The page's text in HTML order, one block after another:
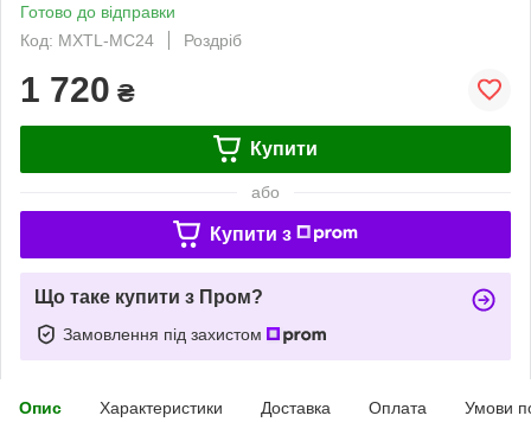
Готово до відправки
Код: MXTL-MC24
Роздріб
1 720 ₴
Купити
або
Купити з
Що таке купити з Пром?
Замовлення під захистом
Опис Характеристики Доставка Оплата Умови